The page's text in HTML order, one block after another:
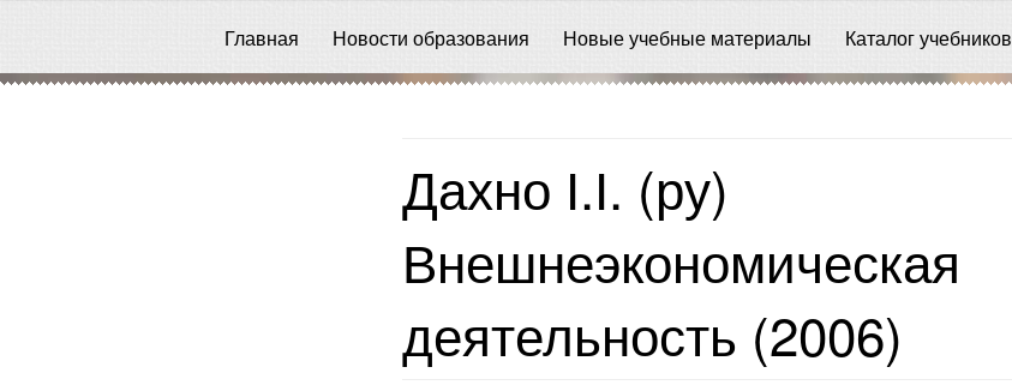
Главная Новости образования Новые учебные материалы Каталог учебников
Дахно І.І. (ру)
Внешнеэкономическая
деятельность (2006)